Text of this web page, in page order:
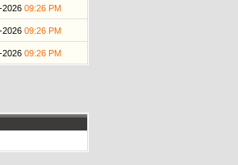
2026 09:26 PM
2026 09:26 PM
2026 09:26 PM